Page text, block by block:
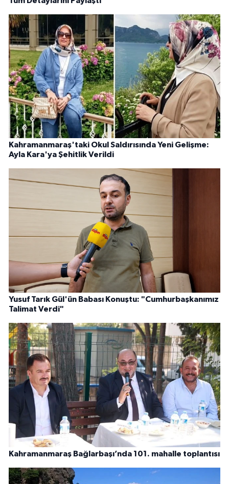
Kahramanmaraş'taki Okul Saldırısında Yeni Gelişme:
Ayla Kara'ya Şehitlik Verildi
Yusuf Tarık Gül'ün Babası Konuştu: "Cumhurbaşkanımız
Talimat Verdi"
Kahramanmaraş Bağlarbaşı’nda 101. mahalle toplantısı